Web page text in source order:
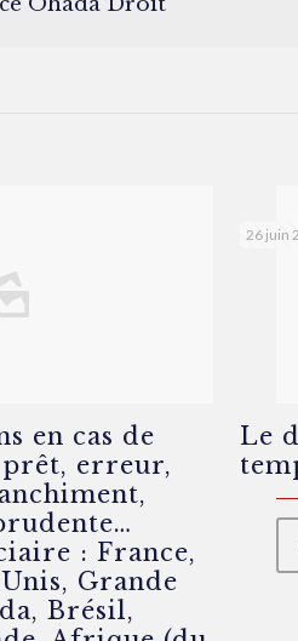
en cas de
erreur,
: France,
Grande
Brésil,
26 juin
Le